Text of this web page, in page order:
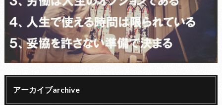
アーカイブarchive